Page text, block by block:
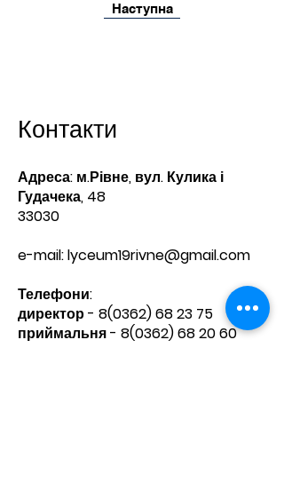
Наступна
Контакти
Адреса: м.Рівне, вул. Кулика і
Гудачека, 48
33030
e-mail:lyceum19rivne@gmail.com
Телефони:​
директор - 8(0362) 68 23 75
приймальня - 8(0362) 68 20 60